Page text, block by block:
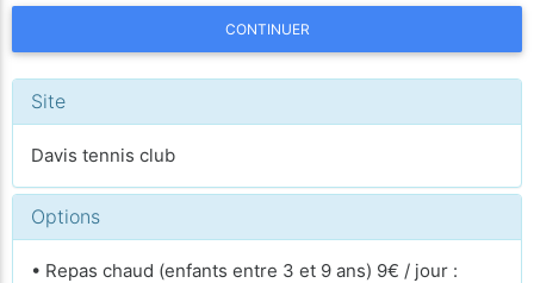
CONTINUER
Site
Davis tennis club
Options
• Repas chaud (enfants entre 3 et 9 ans) 9€ / jour :